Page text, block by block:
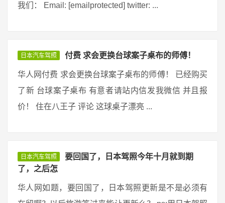
我们： Email: [emailprotected] twitter: ...
日本汽车驾照 付费 求会更换台球案子桌布的师傅！
华人网付费 求会更换台球案子桌布的师傅！ 已经购买
了新 台球案子桌布 有意者请站内信发我微信 并且报
价！ 住在八王子 评论 这球桌子漂亮 ...
日本汽车驾照
要回国了，日本驾照今年十月就到期
了，之后怎
华人网如题，要回国了，日本驾照更新是不是必须有